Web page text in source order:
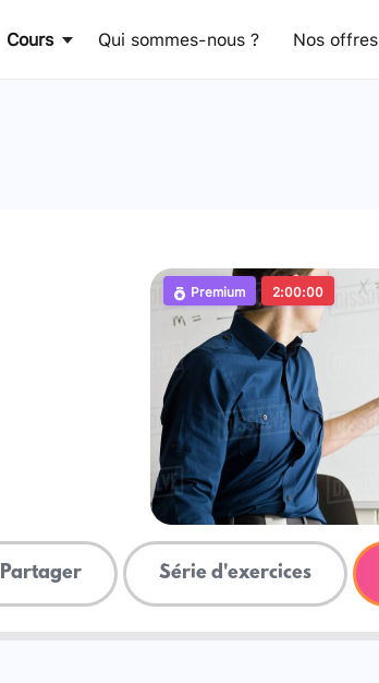
Cours Qui sommes-nous ? Nos offres
Premium 2:00:00
Partager Série d'exercices